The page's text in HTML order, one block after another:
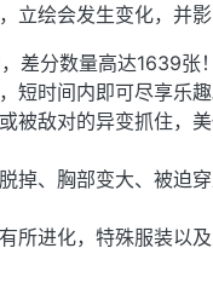
立绘会发生变化，并影
差分数量高达1639张！
短时间内即可尽享乐趣
被敌对的异变抓住，
掉、胸部变大、被迫
所进化，特殊服装以